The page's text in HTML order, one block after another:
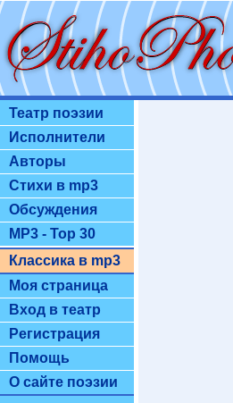
Театр поэзии
Исполнители
Авторы
Стихи в mp3
Обсуждения
MP3 - Top 30
Классика в mp3
Моя страница
Вход в театр
Регистрация
Помощь
О сайте поэзии